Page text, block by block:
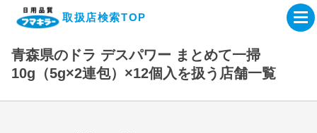
取扱店検索TOP
企業・IR情報サイト
製品情報サイト
青森県のドラ デスパワー まとめて一掃
10g（5g×2連包）×12個入を扱う店舗一覧